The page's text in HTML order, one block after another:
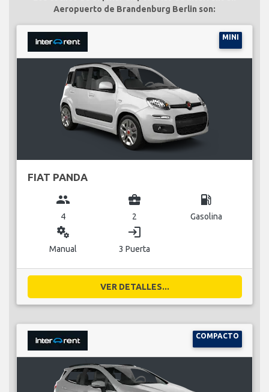
Aeropuerto de Brandenburg Berlin son:
MINI
FIAT PANDA
group
4
business_center
2
local_gas_station
Gasolina
miscellaneous_services
Manual
login
3 Puerta
VER DETALLES...
COMPACTO